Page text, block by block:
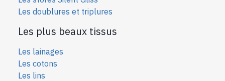
Les doublures et triplures
Les plus beaux tissus
Les lainages
Les cotons
Les lins